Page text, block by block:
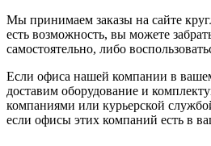
Мы принимаем заказы на сайте
есть возможность, вы можете
самостоятельно, либо
Если офиса нашей компании в
доставим оборудование и
компаниями или курьерской
если офисы этих компаний есть в